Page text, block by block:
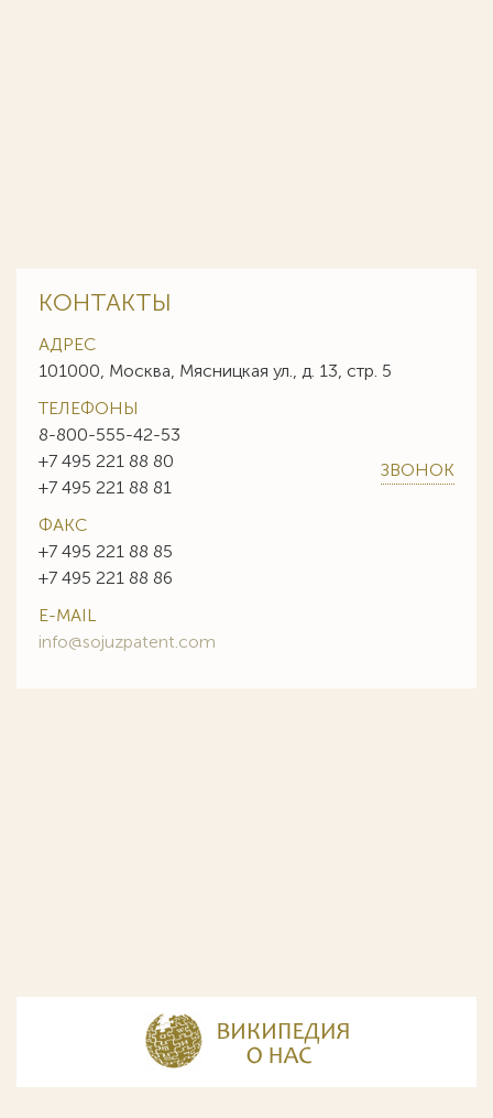
КОНТАКТЫ
АДРЕС
101000, Москва, Мясницкая ул., д. 13, стр. 5
ТЕЛЕФОНЫ
8-800-555-42-53
+7 495 221 88 80
+7 495 221 88 81
ЗВОНОК
ФАКС
+7 495 221 88 85
+7 495 221 88 86
E-MAIL
info@sojuzpatent.com